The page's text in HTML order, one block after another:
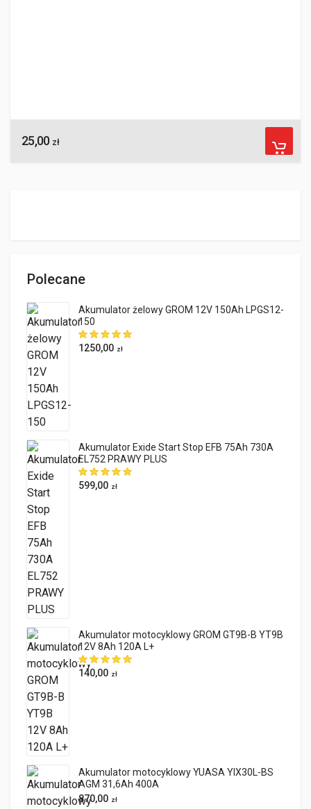
25,00 zł
Polecane
Akumulator żelowy GROM 12V 150Ah LPGS12-
150
1250,00 zł
Akumulator Exide Start Stop EFB 75Ah 730A
EL752 PRAWY PLUS
599,00 zł
Akumulator motocyklowy GROM GT9B-B YT9B
12V 8Ah 120A L+
140,00 zł
Akumulator motocyklowy YUASA YIX30L-BS
AGM 31,6Ah 400A
870,00 zł